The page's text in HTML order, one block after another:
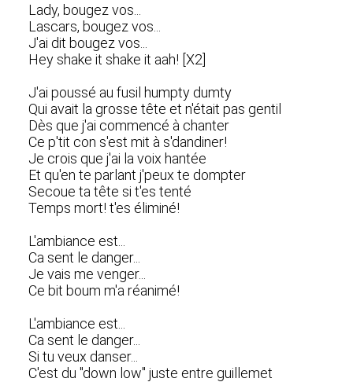
Lady, bougez vos...
Lascars, bougez vos...
J'ai dit bougez vos...
Hey shake it shake it aah! [X2]
J'ai poussé au fusil humpty dumty
Qui avait la grosse tête et n'était pas gentil
Dès que j'ai commencé à chanter
Ce p'tit con s'est mit à s'dandiner!
Je crois que j'ai la voix hantée
Et qu'en te parlant j'peux te dompter
Secoue ta tête si t'es tenté
Temps mort! t'es éliminé!
L'ambiance est...
Ca sent le danger...
Je vais me venger...
Ce bit boum m'a réanimé!
L'ambiance est...
Ca sent le danger...
Si tu veux danser...
C'est du "down low" juste entre guillemet